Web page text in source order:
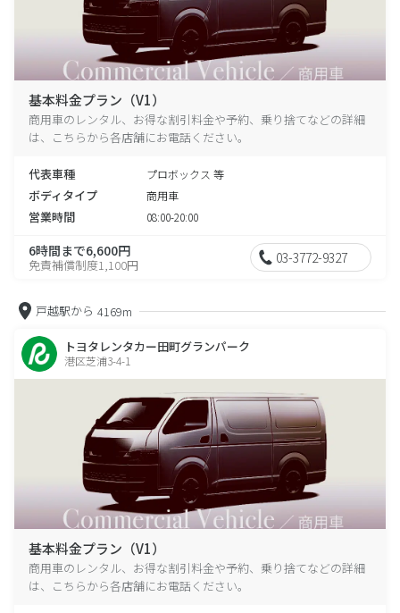
基本料金プラン（V1）
商用車のレンタル、お得な割引料金や予約、乗り捨てなどの詳細
は、こちらから各店舗にお電話ください。
代表車種 プロボックス 等
ボディタイプ 商用車
営業時間 08:00-20:00
6時間まで6,600円
免責補償制度1,100円 03-3772-9327
戸越駅から 4169m
トヨタレンタカー田町グランパーク
港区芝浦3-4-1
基本料金プラン（V1）
商用車のレンタル、お得な割引料金や予約、乗り捨てなどの詳細
は、こちらから各店舗にお電話ください。